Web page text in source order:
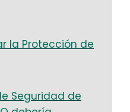
la Protección de
Seguridad de